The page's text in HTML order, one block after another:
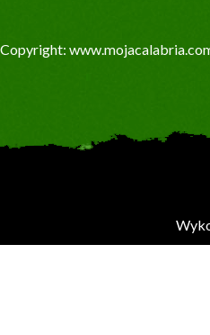
Copyright: